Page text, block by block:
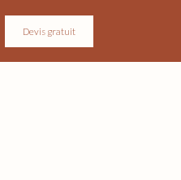
Devis gratuit